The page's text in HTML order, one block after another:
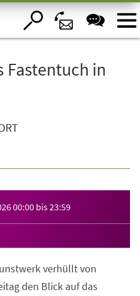
Fastentuch in
00:00 bis23:59
verhüllt von
den Blick auf das